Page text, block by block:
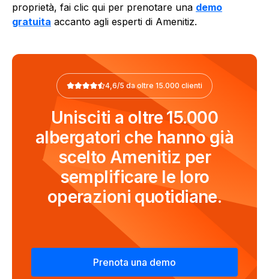
proprietà, fai clic qui per prenotare una demo
gratuita accanto agli esperti di Amenitiz.
4,6/5 da oltre 15.000 clienti
Unisciti a oltre 15.000
albergatori che hanno già
scelto Amenitiz per
semplificare le loro
operazioni quotidiane.
Prenota una demo